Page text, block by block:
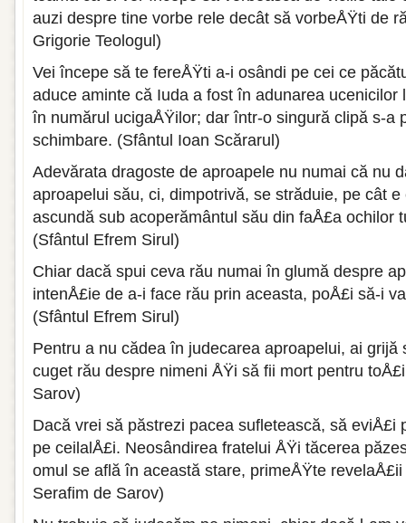
auzi despre tine vor­be rele decât să vorbeÅŸti de
Grigorie Teologul)
Vei începe să te fereÅŸti a-i osândi pe cei ce
aduce aminte că Iuda a fost în adunarea ucenicilor
în numărul ucigaÅŸi­lor; dar într-o singură clipă s-a
schimbare. (Sfântul Ioan Scărarul)
Adevărata dragoste de aproapele nu numai că nu
aproa­pelui său, ci, dimpotrivă, se străduie, pe cât
ascundă sub acope­rământul său din faÅ£a ochilor
(Sfântul Efrem Sirul)
Chiar dacă spui ceva rău numai în glumă des­pre
intenÅ£ie de a-i face rău prin aceasta, poÅ£i să-i
(Sfântul Efrem Sirul)
Pentru a nu cădea în judecarea aproapelui, ai grijă
cuget rău despre nimeni ÅŸi să fii mort pentru
Sarov)
Dacă vrei să păstrezi pa­cea sufletească, să eviÅ£i
pe cei­lalÅ£i. Neosândirea fratelui ÅŸi tăcerea
omul se află în această stare, primeÅŸte
Serafim de Sarov)